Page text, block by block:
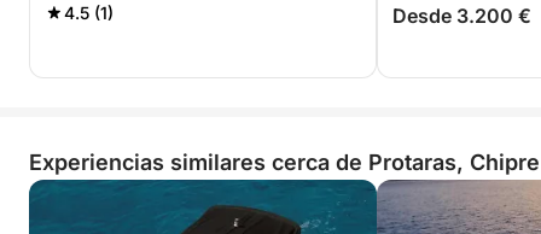
4.5 (1)
Desde 3.200 €
Experiencias similares cerca de Protaras, Chipre